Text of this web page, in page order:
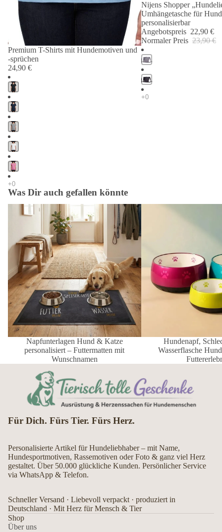
Premium T-Shirts mit Hundemotiven und
-sprüchen
24,90 €
Angebot 🐾
Nijens Shopper
Umhängetasche für
personalisierbar
Angebotspreis 22,90 €
Normaler Preis 23,90 €
Was Dir auch gefallen könnte
Napfunterlagen Hund & Katze
personalisiert – Futtermatten mit
Wunschnamen
Napfunterlagen Hund & Katze
personalisiert – Futtermatten mit
Wunschnamen
Hundenapf,
Hundenapf,
Wasserflasche
Für Dich. Fürs Tier. Fürs Herz.
Personalisierte Artikel für Hundeliebhaber – mit Name,
Hundesportmotiven, Rassemotiven oder Foto & ganz viel Herz
gestaltet. Über 50.000 glückliche Kunden. Persönlicher Service
via WhatsApp & Telefon.
Schneller Versand · Liebevoll verpackt · produziert in
Deutschland · Mit Herz für Mensch & Tier
Shop
Über uns